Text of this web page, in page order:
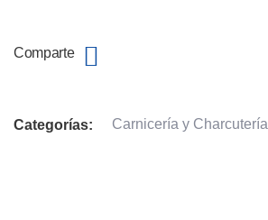
Comparte
Categorías: Carnicería y Charcutería